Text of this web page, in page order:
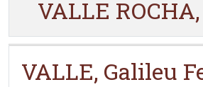
VALLE
VALLE, Galileu